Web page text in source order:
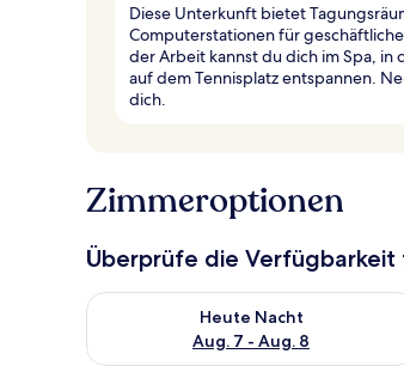
Diese Unterkunft bietet
Computerstationen für
der Arbeit kannst du dich im Spa, in
auf dem Tennisplatz entspannen.
dich.
Zimmeroptionen
Überprüfe die Verfügbarkeit
Heute Nacht
Aug. 7 - Aug. 8
Überprüfe die Verfügbarkeit für